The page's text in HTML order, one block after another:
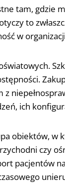
tam,
to
w
ich
obiektów, w
czy
pacjentów